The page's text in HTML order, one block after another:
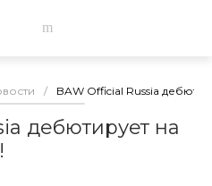
/ BAW Official Russia
дебютирует на